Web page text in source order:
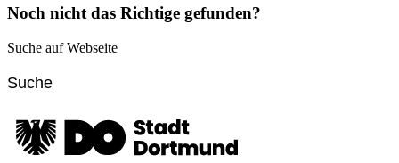
Noch nicht das Richtige gefunden?
Suche auf Webseite